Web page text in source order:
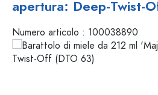
apertura: Deep-Twist-
Numero articolo : 100038890